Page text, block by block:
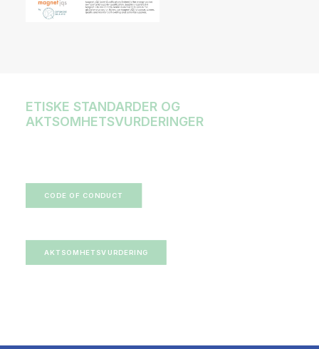
ETISKE STANDARDER OG
AKTSOMHETSVURDERINGER
CODE OF CONDUCT
AKTSOMHETSVURDERING